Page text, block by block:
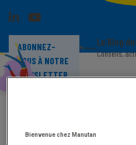
ABONNEZ-
VOUS À NOTRE
NEWSLETTER
Le Blog
Conseils,
Confirmation de
indirects et achats
priorité"
Bienvenue chez Manutan